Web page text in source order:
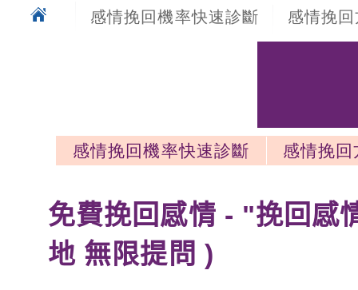
感情挽回機率快速診斷 感情挽
感情挽回機率快速診斷
感情挽
免費挽回感情 - "挽回感
地 無限提問 )